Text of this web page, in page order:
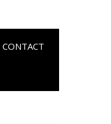
CONTACT